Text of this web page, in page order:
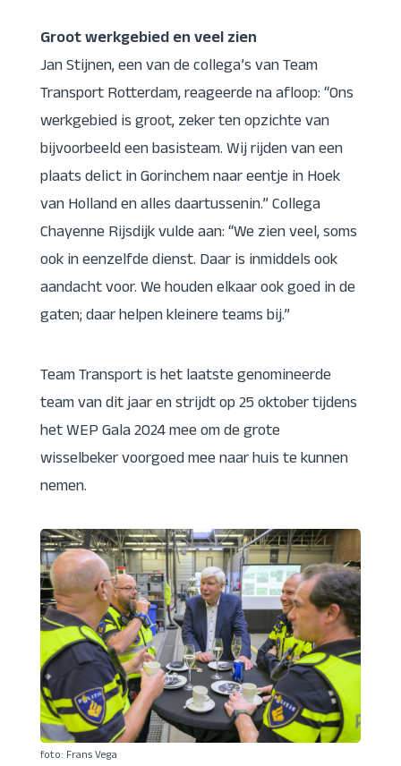
Groot werkgebied en veel zien
Jan Stijnen, een van de collega’s van Team
Transport Rotterdam, reageerde na afloop: “Ons
werkgebied is groot, zeker ten opzichte van
bijvoorbeeld een basisteam. Wij rijden van een
plaats delict in Gorinchem naar eentje in Hoek
van Holland en alles daartussenin.” Collega
Chayenne Rijsdijk vulde aan: “We zien veel, soms
ook in eenzelfde dienst. Daar is inmiddels ook
aandacht voor. We houden elkaar ook goed in de
gaten; daar helpen kleinere teams bij.”
Team Transport is het laatste genomineerde
team van dit jaar en strijdt op 25 oktober tijdens
het WEP Gala 2024 mee om de grote
wisselbeker voorgoed mee naar huis te kunnen
nemen.
foto: Frans Vega